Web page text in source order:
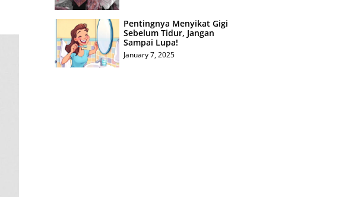
Pentingnya Menyikat Gigi
Sebelum Tidur, Jangan
Sampai Lupa!
January 7, 2025